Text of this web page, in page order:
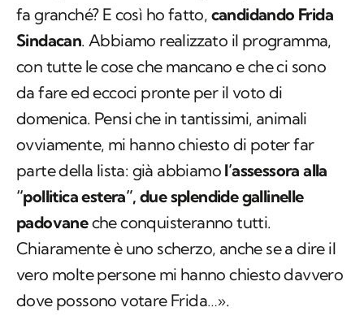
fa granché? E così ho fatto, candidando Frida
Sindacan. Abbiamo realizzato il programma,
con tutte le cose che mancano e che ci sono
da fare ed eccoci pronte per il voto di
domenica. Pensi che in tantissimi, animali
ovviamente, mi hanno chiesto di poter far
parte della lista: già abbiamo l’assessora alla
“pollitica estera”, due splendide gallinelle
padovaneche conquisteranno tutti.
Chiaramente è uno scherzo, anche se a dire il
vero molte persone mi hanno chiesto davvero
dove possono votare Frida…».